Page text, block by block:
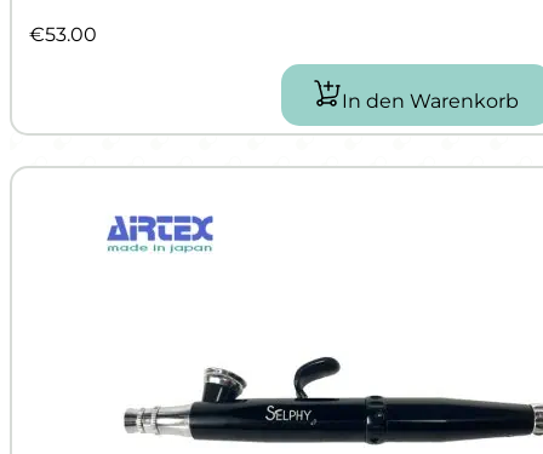
€53.00
In den Warenkorb